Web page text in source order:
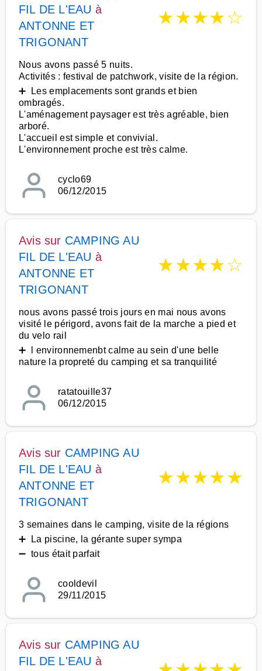
FIL DE L'EAU à
ANTONNE ET
TRIGONANT
★★★★☆
Nous avons passé 5 nuits.
Activités : festival de patchwork, visite de la région.
➕ Les emplacements sont grands et bien
ombragés.
L'aménagement paysager est très agréable, bien
arboré.
L'accueil est simple et convivial.
L'environnement proche est très calme.
cyclo69
06/12/2015
Avis sur CAMPING AU
FIL DE L'EAU à
ANTONNE ET
TRIGONANT
★★★★☆
nous avons passé trois jours en mai nous avons
visité le périgord, avons fait de la marche a pied et
du velo rail
➕ l environnemenbt calme au sein d'une belle
nature la propreté du camping et sa tranquilité
ratatouille37
06/12/2015
Avis sur CAMPING AU
FIL DE L'EAU à
ANTONNE ET
TRIGONANT
★★★★★
3 semaines dans le camping, visite de la régions
➕ La piscine, la gérante super sympa
➖ tous était parfait
cooldevil
29/11/2015
Avis sur CAMPING AU
FIL DE L'EAU à